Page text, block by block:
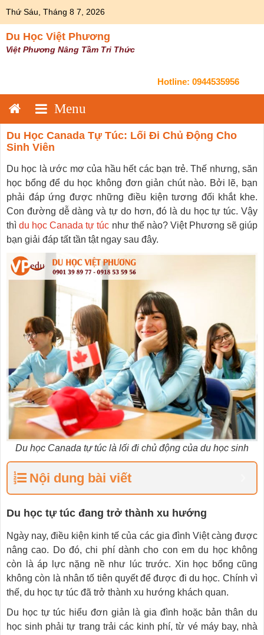
Thứ Sáu, Tháng 8 7, 2026
Du Học Việt Phương
Việt Phương Nâng Tầm Tri Thức
Hotline: 0944535956
Du Học Canada Tự Túc: Lối Đi Chủ Động Cho
Sinh Viên
Du học là ước mơ của hầu hết các bạn trẻ. Thế nhưng, săn
học bổng để du học không đơn giản chút nào. Bởi lẽ, bạn
phải đáp ứng được những điều kiện tương đối khắt khe.
Con đường dễ dàng và tự do hơn, đó là du học tự túc. Vậy
thìdu học Canada tự túc như thế nào? Việt Phương sẽ giúp
bạn giải đáp tất tần tật ngay sau đây.
Du học Canada tự túc là lối đi chủ động của du học sinh
Nội dung bài viết
Du học tự túc đang trở thành xu hướng
Ngày nay, điều kiện kinh tế của các gia đình Việt càng được
nâng cao. Do đó, chi phí dành cho con em du học không
còn là áp lực nặng nề như lúc trước. Xin học bổng cũng
không còn là nhân tố tiên quyết để được đi du học. Chính vì
thế, du học tự túc đã trở thành xu hướng khách quan.
Du học tự túc hiểu đơn giản là gia đình hoặc bản thân du
học sinh phải tự trang trải các kinh phí, từ vé máy bay, nhà